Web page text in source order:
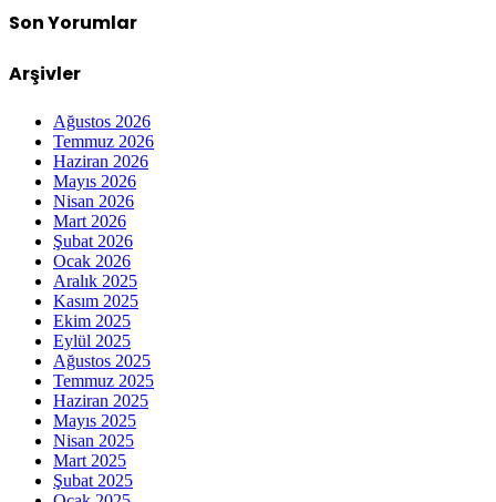
Son Yorumlar
Arşivler
Ağustos 2026
Temmuz 2026
Haziran 2026
Mayıs 2026
Nisan 2026
Mart 2026
Şubat 2026
Ocak 2026
Aralık 2025
Kasım 2025
Ekim 2025
Eylül 2025
Ağustos 2025
Temmuz 2025
Haziran 2025
Mayıs 2025
Nisan 2025
Mart 2025
Şubat 2025